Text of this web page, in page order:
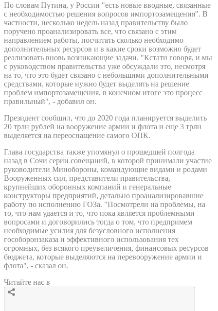
По словам Путина, у России "есть новые вводные, связанные
с необходимостью решения вопросов импортозамещения". В
частности, несколько недель назад правительству было
поручено проанализировать все, что связано с этим
направлением работы, посчитать сколько необходимо
дополнительных ресурсов и в какие сроки возможно будет
реализовать вновь возникающие задачи. "Кстати говоря, и мы
с руководством правительства уже обсуждали это, несмотря
на то, что это будет связано с небольшими дополнительными
средствами, которые нужно будет выделять на решение
проблем импортозамещения, в конечном итоге это процесс
правильный", - добавил он.
Президент сообщил, что до 2020 года планируется выделить
20 трлн рублей на вооружение армии и флота и еще 3 трлн
выделяется на переоснащение самого ОПК.
Глава государства также упомянул о прошедшей полгода
назад в Сочи серии совещаний, в которой принимали участие
руководители Минобороны, командующие видами и родами
Вооруженных сил, представители правительства,
крупнейших оборонных компаний и генеральные
конструкторы предприятий, детально проанализировавшие
работу по исполнению ГОЗа. "Посмотрели на проблемы, на
то, что нам удается и то, что пока является проблемными
вопросами и договорились тогда о том, что предпримем
необходимые усилия для безусловного исполнения
гособоронзаказа и эффективного использования тех
огромных, без всякого преувеличения, финансовых ресурсов
бюджета, которые выделяются на перевооружение армии и
флота", - сказал он.
Читайте нас в